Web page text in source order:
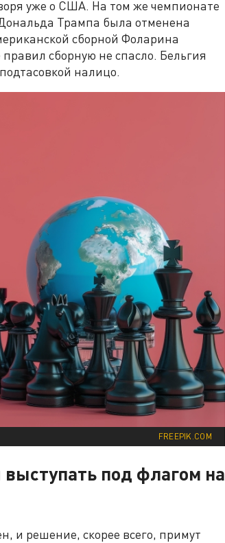
уже о США. На том же чемпионате
Трампа была отменена
сборной Фоларина
сборную не спасло. Бельгия
налицо.
FREEPIK.COM
под флагом на
и решение, скорее всего, примут